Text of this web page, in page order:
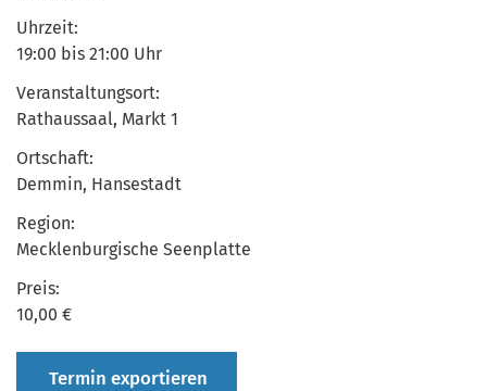
Uhrzeit:
19:00 bis 21:00 Uhr
Veranstaltungsort:
Rathaussaal, Markt 1
Ortschaft:
Demmin, Hansestadt
Region:
Mecklenburgische Seenplatte
Preis:
10,00 €
Termin exportieren